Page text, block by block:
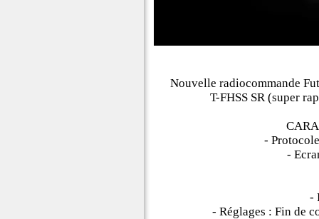
Nouvelle radiocommande
T-FHSS SR (super
- Protocole
-
-
- Réglages : Fin de